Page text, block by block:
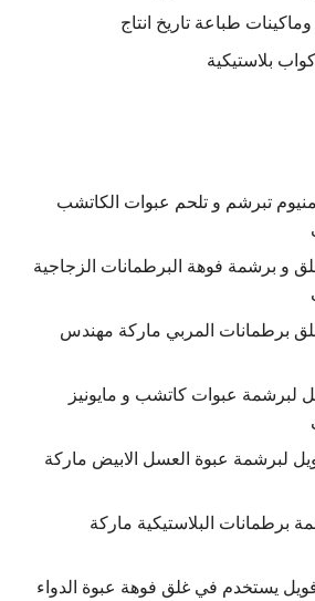
طباعة تاريخ انتاج
بلاستيكية
تبرشم و تلحم عبوات الكاتشب
و برشمة فوهة البرطمانات الزجاجية
برطمانات المربي ماركة مهندس
لبرشمة عبوات كاتشب و مايونيز
لبرشمة عبوة العسل الابيض ماركة
برطمانات البلاستيكية ماركة
يستخدم في غلق فوهة عبوة الدواء